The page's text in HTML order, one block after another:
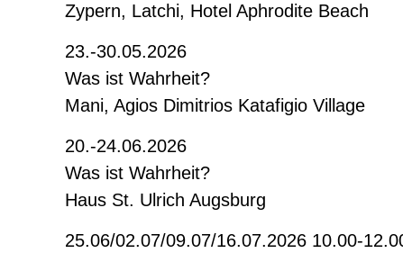
Zypern, Latchi, Hotel Aphrodite Beach
23.-30.05.2026
Was ist Wahrheit?
Mani, Agios Dimitrios Katafigio Village
20.-24.06.2026
Was ist Wahrheit?
Haus St. Ulrich Augsburg
25.06/02.07/09.07/16.07.2026 10.00-